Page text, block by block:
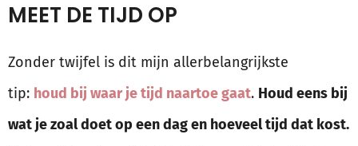
MEET DE TIJD OP
Zonder twijfel is dit mijn allerbelangrijkste
tip: houd bij waar je tijd naartoe gaat. Houd eens bij
wat je zoal doet op een dag en hoeveel tijd dat kost.